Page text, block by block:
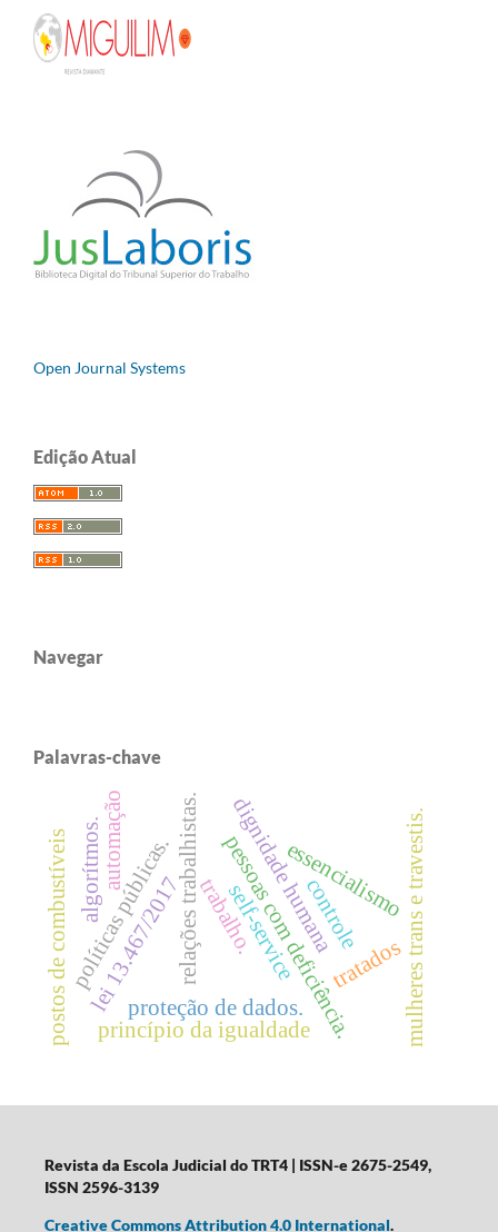
Open Journal Systems
Edição Atual
Navegar
Palavras-chave
lei 13.467/2017relações trabalhistas.pessoas com deficiência.
dignidade humanaessencialismo mulheres trans e travestis.
políticas públicas. trabalho.
princípio da igualdade
automação
postos de combustíveis self-servicecontrole
tratados
algorítmos.
proteção de dados.
Revista da Escola Judicial do TRT4 | ISSN-e 2675-2549,
ISSN 2596-3139
Creative Commons Attribution 4.0 International.